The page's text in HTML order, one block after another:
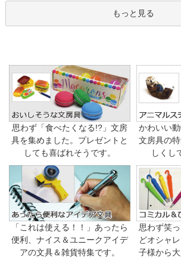
もっと見る
思わず「食べたくなる!?」文房
具を集めました。プレゼントと
しても喜ばれそうです。
かわいい
文房具の
しくし
「これは使える！！」あったら
便利、ナイス＆ユニークアイデ
アの文具＆雑貨特集です。
思わず笑
どオシャ
子様から